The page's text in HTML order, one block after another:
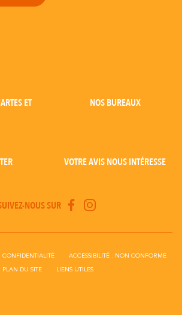
ET
NOS BUREAUX
VOTRE AVIS NOUS INTÉRESSE
NOUS SUR
CONFIDENTIALITÉ ACCESSIBILITÉ : NON CONFORME
PLAN DU SITE LIENS UTILES